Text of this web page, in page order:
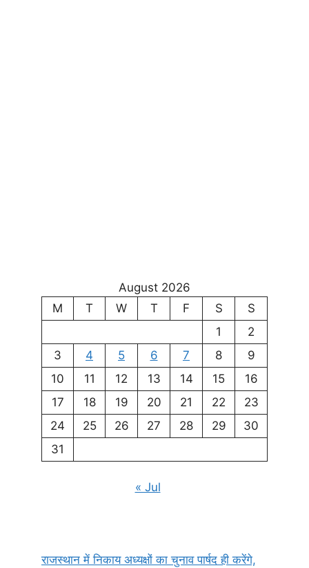
August 2026
M
T W T F S
S
1
2
3
4 5 6 7 8
9
10
11 12 13 14 15
16
17
18 19 20 21 22
23
24
25 26 27 28 29
30
31
« Jul
राजस्थान में निकाय अध्यक्षों का चुनाव पार्षद ही करेंगे,